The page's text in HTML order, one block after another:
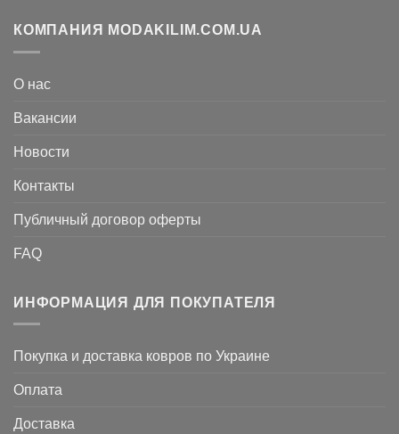
КОМПАНИЯ MODAKILIM.COM.UA
О нас
Вакансии
Новости
Контакты
Публичный договор оферты
FAQ
ИНФОРМАЦИЯ ДЛЯ ПОКУПАТЕЛЯ
Покупка и доставка ковров по Украине
Оплата
Доставка